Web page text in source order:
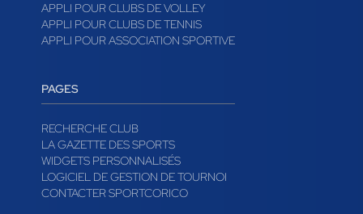
APPLI POUR CLUBS DE VOLLEY
APPLI POUR CLUBS DE TENNIS
APPLI POUR ASSOCIATION SPORTIVE
PAGES
RECHERCHE CLUB
LA GAZETTE DES SPORTS
WIDGETS PERSONNALISÉS
LOGICIEL DE GESTION DE TOURNOI
CONTACTER SPORTCORICO